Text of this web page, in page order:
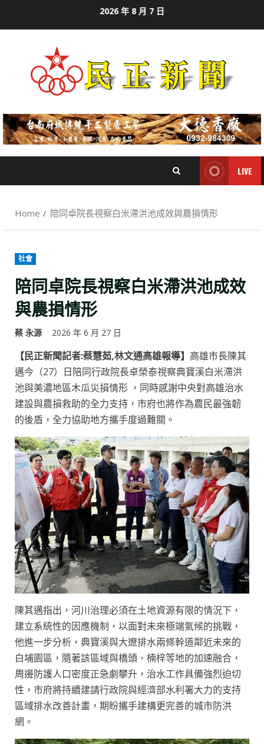
2026 年 8 月 7 日
LIVE
Home 陪同卓院長視察白米滯洪池成效與農損情形
社會
陪同卓院長視察白米滯洪池成效
與農損情形
蔡 永源 2026 年 6 月 27 日
【民正新聞記者:蔡慧茹,林文通高雄報導】 高雄市長陳其
邁今（27）日陪同行政院長卓榮泰視察典寶溪白米滯洪
池與美濃地區木瓜災損情形 ，同時感謝中央對高雄治水
建設與農損救助的全力支持，市府也將作為農民最強韌
的後盾，全力協助地方攜手度過難關。
陳其邁指出，河川治理必須在土地資源有限的情況下，
建立系統性的因應機制，以面對未來極端氣候的挑戰，
他進一步分析，典寶溪與大遼排水兩條幹道鄰近未來的
白埔園區，隨著該區域與橋頭、楠梓等地的加速融合，
周邊防護人口密度正急劇攀升，治水工作具備強烈迫切
性，市府將持續建請行政院與經濟部水利署大力的支持
區域排水改善計畫，期盼攜手建構更完善的城市防洪
網。